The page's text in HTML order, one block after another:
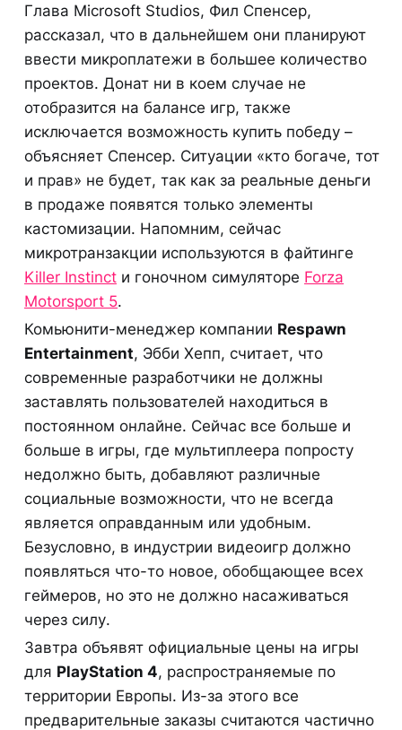
Глава Microsoft Studios, Фил Спенсер,
рассказал, что в дальнейшем они планируют
ввести микроплатежи в большее количество
проектов. Донат ни в коем случае не
отобразится на балансе игр, также
исключается возможность купить победу –
объясняет Спенсер. Ситуации «кто богаче, тот
и прав» не будет, так как за реальные деньги
в продаже появятся только элементы
кастомизации. Напомним, сейчас
микротранзакции используются в файтинге
Killer Instinct и гоночном симуляторе Forza
Motorsport 5.
Комьюнити-менеджер компании Respawn
Entertainment, Эбби Хепп, считает, что
современные разработчики не должны
заставлять пользователей находиться в
постоянном онлайне. Сейчас все больше и
больше в игры, где мультиплеера попросту
недолжно быть, добавляют различные
социальные возможности, что не всегда
является оправданным или удобным.
Безусловно, в индустрии видеоигр должно
появляться что-то новое, обобщающее всех
геймеров, но это не должно насаживаться
через силу.
Завтра объявят официальные цены на игры
для PlayStation 4, распространяемые по
территории Европы. Из-за этого все
предварительные заказы считаются частично